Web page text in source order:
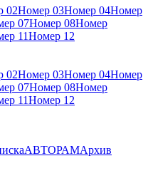
02Номер 03Номер 04Номер
07Номер 08Номер
11Номер 12
02Номер 03Номер 04Номер
07Номер 08Номер
11Номер 12
АВТОРАМАрхив